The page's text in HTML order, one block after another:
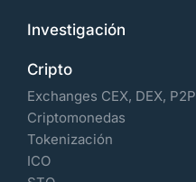
Investigación
Cripto
Exchanges CEX, DEX, P2P
Criptomonedas
Tokenización
ICO